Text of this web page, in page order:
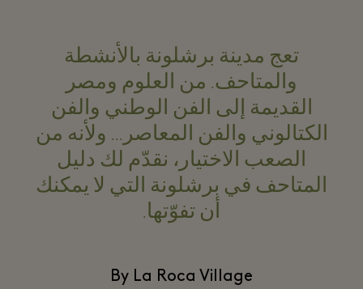
تعج مدينة برشلونة بالأنشطة
والمتاحف. من العلوم ومصر
القديمة إلى الفن الوطني والفن
الكتالوني والفن المعاصر... ولأنه من
الصعب الاختيار، نقدّم لك دليل
المتاحف في برشلونة التي لا يمكنك
أن تفوّتها.
By La Roca Village